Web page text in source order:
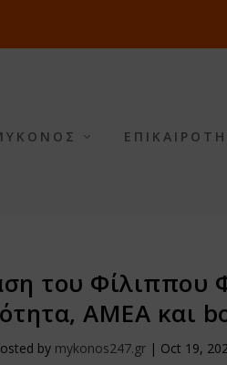
του Φίλιππου
ΑΜΕΑ και
by mykonos247.gr | Oct 19,